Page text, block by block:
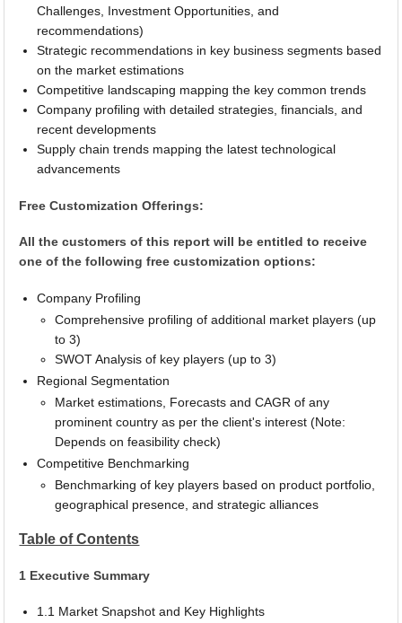
Challenges, Investment Opportunities, and
recommendations)
Strategic recommendations in key business segments based
on the market estimations
Competitive landscaping mapping the key common trends
Company profiling with detailed strategies, financials, and
recent developments
Supply chain trends mapping the latest technological
advancements
Free Customization Offerings:
All the customers of this report will be entitled to receive
one of the following free customization options:
Company Profiling
Comprehensive profiling of additional market players (up
to 3)
SWOT Analysis of key players (up to 3)
Regional Segmentation
Market estimations, Forecasts and CAGR of any
prominent country as per the client's interest (Note:
Depends on feasibility check)
Competitive Benchmarking
Benchmarking of key players based on product portfolio,
geographical presence, and strategic alliances
Table of Contents
1 Executive Summary
1.1 Market Snapshot and Key Highlights